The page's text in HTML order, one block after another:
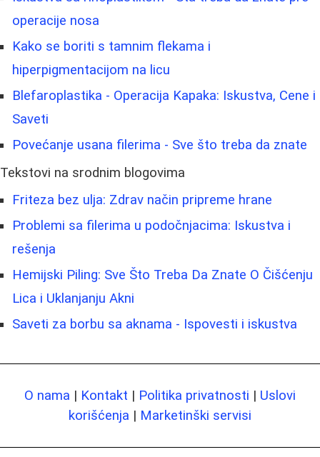
operacije nosa
Kako se boriti s tamnim flekama i
hiperpigmentacijom na licu
Blefaroplastika - Operacija Kapaka: Iskustva, Cene i
Saveti
Povećanje usana filerima - Sve što treba da znate
Tekstovi na srodnim blogovima
Friteza bez ulja: Zdrav način pripreme hrane
Problemi sa filerima u podočnjacima: Iskustva i
rešenja
Hemijski Piling: Sve Što Treba Da Znate O Čišćenju
Lica i Uklanjanju Akni
Saveti za borbu sa aknama - Ispovesti i iskustva
O nama | Kontakt | Politika privatnosti | Uslovi
korišćenja | Marketinški servisi